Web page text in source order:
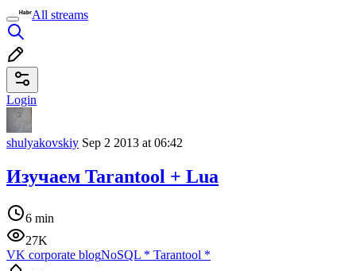
All streams
Login
shulyakovskiy Sep 2 2013 at 06:42
Изучаем Tarantool + Lua
6 min
27K
VK corporate blogNoSQL * Tarantool *